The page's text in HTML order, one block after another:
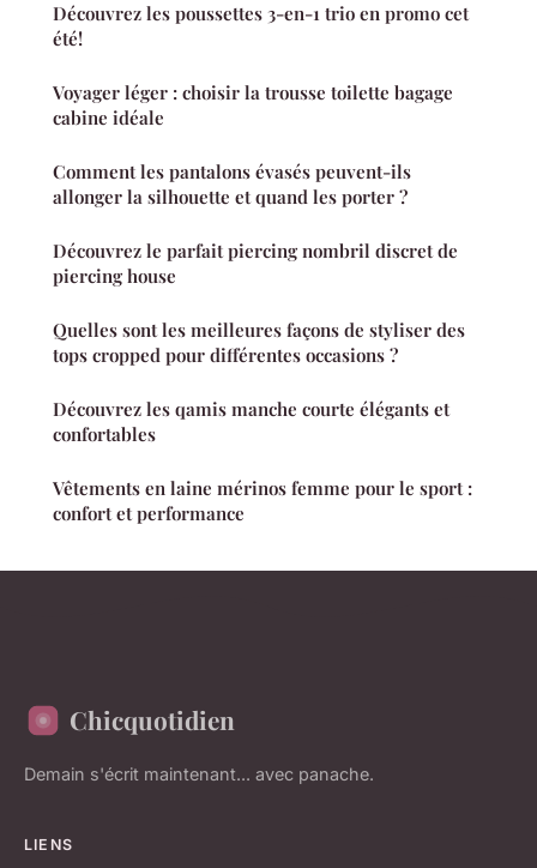
Découvrez les poussettes 3-en-1 trio en promo cet
été!
Voyager léger : choisir la trousse toilette bagage
cabine idéale
Comment les pantalons évasés peuvent-ils
allonger la silhouette et quand les porter ?
Découvrez le parfait piercing nombril discret de
piercing house
Quelles sont les meilleures façons de styliser des
tops cropped pour différentes occasions ?
Découvrez les qamis manche courte élégants et
confortables
Vêtements en laine mérinos femme pour le sport :
confort et performance
Chicquotidien
Demain s'écrit maintenant... avec panache.
LIENS